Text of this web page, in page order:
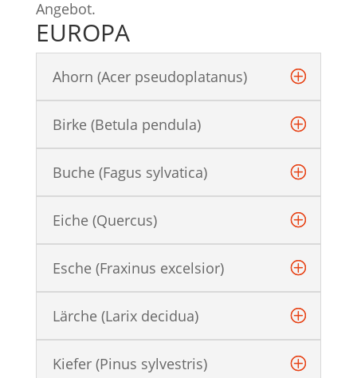
Angebot.
EUROPA
Ahorn (Acer pseudoplatanus)
Birke (Betula pendula)
Buche (Fagus sylvatica)
Eiche (Quercus)
Esche (Fraxinus excelsior)
Lärche (Larix decidua)
Kiefer (Pinus sylvestris)